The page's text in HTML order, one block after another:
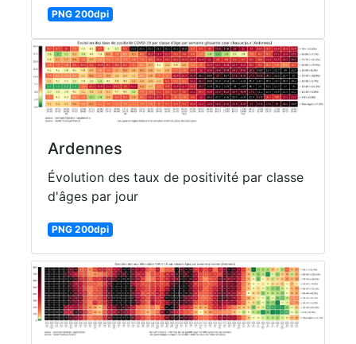
PNG 200dpi
Ardennes
Évolution des taux de positivité par classe
d'âges par jour
PNG 200dpi